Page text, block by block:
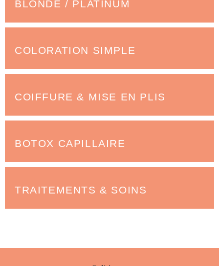
BLONDE / PLATINUM
COLORATION SIMPLE
COIFFURE & MISE EN PLIS
BOTOX CAPILLAIRE
TRAITEMENTS & SOINS